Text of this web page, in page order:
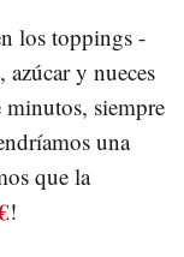
los toppings -
y nueces
minutos, siempre
una
que la
!